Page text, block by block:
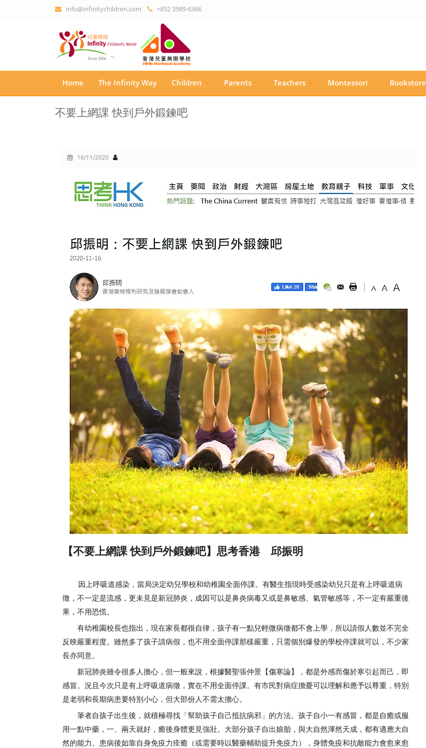
info@infinitychildren.com +852 3589-6366
Home The Infinity Way Children Parents Teachers Montessori Bookstore
不要上網課 快到戶外鍛鍊吧
16/11/2020
【不要上網課 快到戶外鍛鍊吧】思考香港 邱振明
因上呼吸道感染，當局決定幼兒學校和幼稚園全面停課。有醫生指現時受感染幼兒只是有上呼吸道病
徵，不一定是流感，更未見是新冠肺炎，成因可以是鼻炎病毒又或是鼻敏感、氣管敏感等，不一定有嚴重後
果，不用恐慌。
有幼稚園校長也指出，現在家長都很自律，孩子有一點兒輕微病徵都不會上學，所以請假人數並不完全
反映嚴重程度。雖然多了孩子請病假，也不用全面停課那樣嚴重，只需個別爆發的學校停課就可以，不少家
長亦同意。
新冠肺炎雖令很多人擔心，但一般來說，根據醫聖張仲景【傷寒論】，都是外感而傷於寒引起而己，即
感冒。況且今次只是有上呼吸道病徵，實在不用全面停課。有市民對病症擔憂可以理解和應予以尊重，特別
是老弱和長期病患要特別小心，但大部份人不需太擔心。
筆者自孩子出生後，就積極尋找「幫助孩子自己抵抗病邪」的方法。孩子自小一有感冒，都是自癒或服
用一點中藥，一、兩天就好，癒後身體更見強壯。大部分孩子自出娘胎，與大自然渾然天成，都有適應大自
然的能力。患病後如靠自身免疫力痊癒（或需要時以醫藥輔助提升免疫力），身體免疫和抗敵能力會愈來愈